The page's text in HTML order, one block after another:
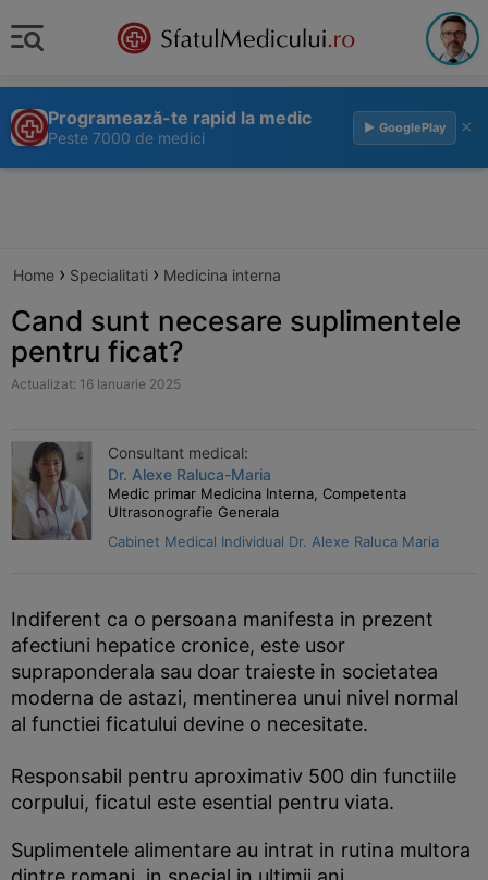
Programează-te rapid la medic
Peste 7000 de medici
▶ GooglePlay ×
Home › Specialitati › Medicina interna
Cand sunt necesare suplimentele
pentru ficat?
Actualizat: 16 Ianuarie 2025
Consultant medical:
Dr. Alexe Raluca-Maria
Medic primar Medicina Interna, Competenta
Ultrasonografie Generala
Cabinet Medical Individual Dr. Alexe Raluca Maria
Indiferent ca o persoana manifesta in prezent
afectiuni hepatice cronice, este usor
supraponderala sau doar traieste in societatea
moderna de astazi, mentinerea unui nivel normal
al functiei ficatului devine o necesitate.
Responsabil pentru aproximativ 500 din functiile
corpului, ficatul este esential pentru viata.
Suplimentele alimentare au intrat in rutina multora